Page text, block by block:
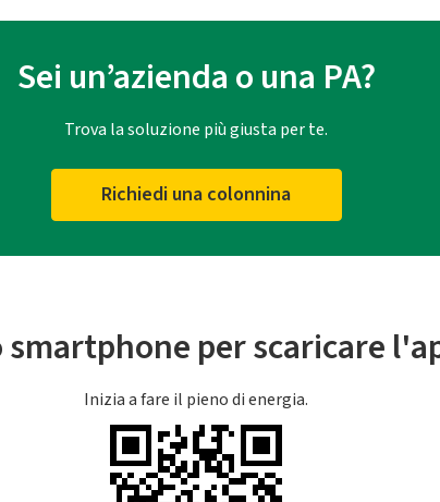
Sei un’azienda o una PA?
Trova la soluzione più giusta per te.
Richiedi una colonnina
per scaricare
Inizia a fare il pieno di energia.